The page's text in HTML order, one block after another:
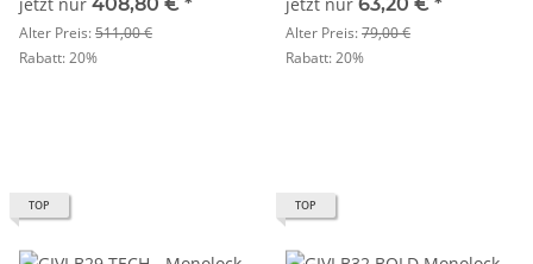
LOCK
Alter Preis:511,00 €
Rabatt:20%
Alter Preis:79,00 €
Rabatt:20%
TOP TOP